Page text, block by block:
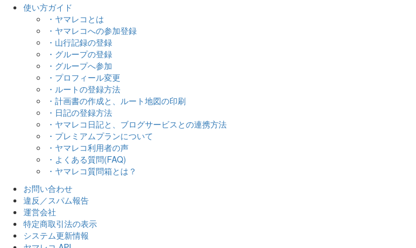
使い方ガイド
・ヤマレコとは
・ヤマレコへの参加登録
・山行記録の登録
・グループの登録
・グループへ参加
・プロフィール変更
・ルートの登録方法
・計画書の作成と、ルート地図の印刷
・日記の登録方法
・ヤマレコ日記と、ブログサービスとの連携方法
・プレミアムプランについて
・ヤマレコ利用者の声
・よくある質問(FAQ)
・ヤマレコ質問箱とは？
お問い合わせ
違反／スパム報告
運営会社
特定商取引法の表示
システム更新情報